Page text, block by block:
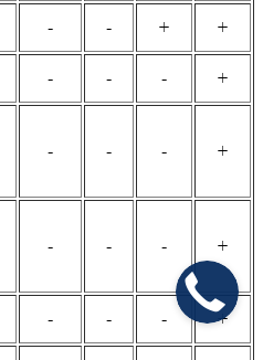
- - +
+
- - -
+
- - - +
- - - +
- - -
+